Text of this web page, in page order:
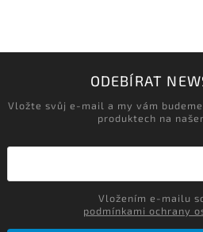
ODEBÍRAT
Vložte svůj e-mail a my vám
produktech na
podmínkami ochrany